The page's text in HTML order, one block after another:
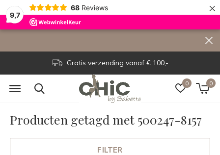
9,7
68 Reviews ×
0 0
Gratis verzending vanaf € 100,-
Producten getagd met 500247-8157
FILTER